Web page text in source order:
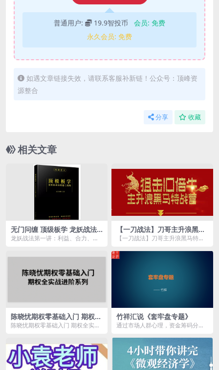
普通用户: 19.9智投币 会员: 免费
永久会员: 免费
如遇文章链接失效，请联系客服补新链！公众号：顶峰资
源整合
分享 收藏
相关文章
无门问缠 顶级板学 龙妖战法
主力策略 强势题材板块选择
龙妖战法第一讲：利益、合力、人
【一刀战法】刀哥主升浪黑马
特战营
【一刀战法】刀哥主升浪黑马特战
特战...
陈晓忧期权零基础入门 期权全
实战进阶系列
陈晓忧期权零基础入门 期权全实战
竹祥汇说《套牢盘专题》
通过市场人群心理，资金筹码分
程目录： 00 如何...